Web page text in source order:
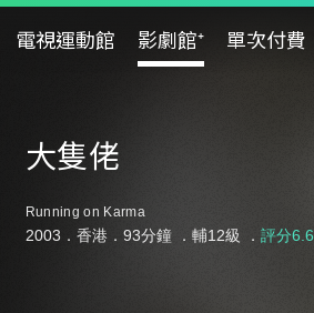
電視運動館 影劇館⁺ 單次付費
大隻佬
Running on Karma
2003．香港．93分鐘 ． 輔12級 ． 評分6.6